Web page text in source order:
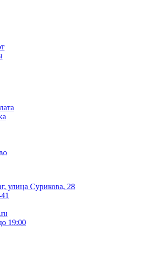
улица Сурикова, 28
19:00